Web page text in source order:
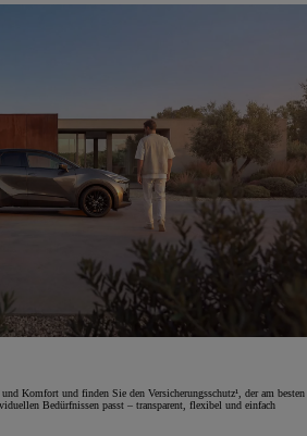
Komfort und finden Sie den Versicherungsschutz¹, der am besten
Bedürfnissen passt – transparent, flexibel und einfach